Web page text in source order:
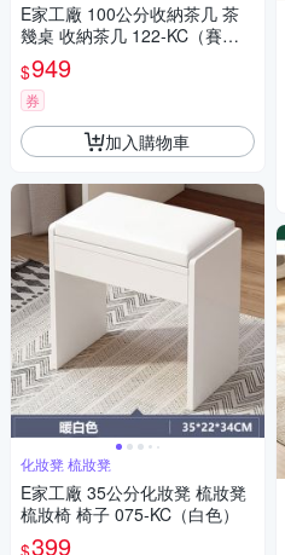
E家工廠 100公分收納茶几 茶
幾桌 收納茶几 122-KC（賽杉
木+白色）
$949
券
加入購物車
化妝凳 梳妝凳
E家工廠 35公分化妝凳 梳妝凳
梳妝椅 椅子 075-KC（白色）
399